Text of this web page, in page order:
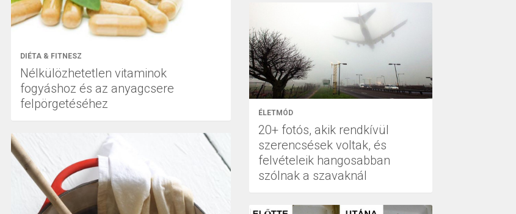
DIÉTA & FITNESZ
Nélkülözhetetlen vitaminok
fogyáshoz és az anyagcsere
felpörgetéséhez
ÉLETMÓD
20+ fotós, akik rendkívül
szerencsések voltak, és
felvételeik hangosabban
szólnak a szavaknál